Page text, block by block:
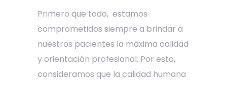
Primero que todo, estamos
comprometidos siempre a brindar a
nuestros pacientes la máxima calidad
y orientación profesional. Por esto,
consideramos que la calidad humana